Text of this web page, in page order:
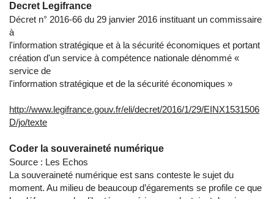
Decret Legifrance
Décret n° 2016-66 du 29 janvier 2016 instituant un commissaire
à
l'information stratégique et à la sécurité économiques et portant
création d'un service à compétence nationale dénommé «
service de
l'information stratégique et de la sécurité économiques »
http://www.legifrance.gouv.fr/eli/decret/2016/1/29/EINX1531506
D/jo/texte
Coder la souveraineté numérique
Source : Les Echos
La souveraineté numérique est sans conteste le sujet du
moment. Au milieu de beaucoup d’égarements se profile ce que